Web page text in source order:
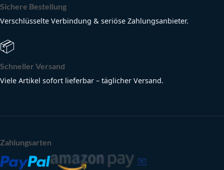
Sichere Bestellung
Verschlüsselte Verbindung & seriöse Zahlungsanbieter.
📦
Schneller Versand
Viele Artikel sofort lieferbar – täglicher Versand.
Zahlungsarten